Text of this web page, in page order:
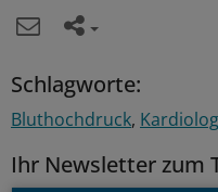
Schlagworte:
Bluthochdruck
Ihr Newsletter zum